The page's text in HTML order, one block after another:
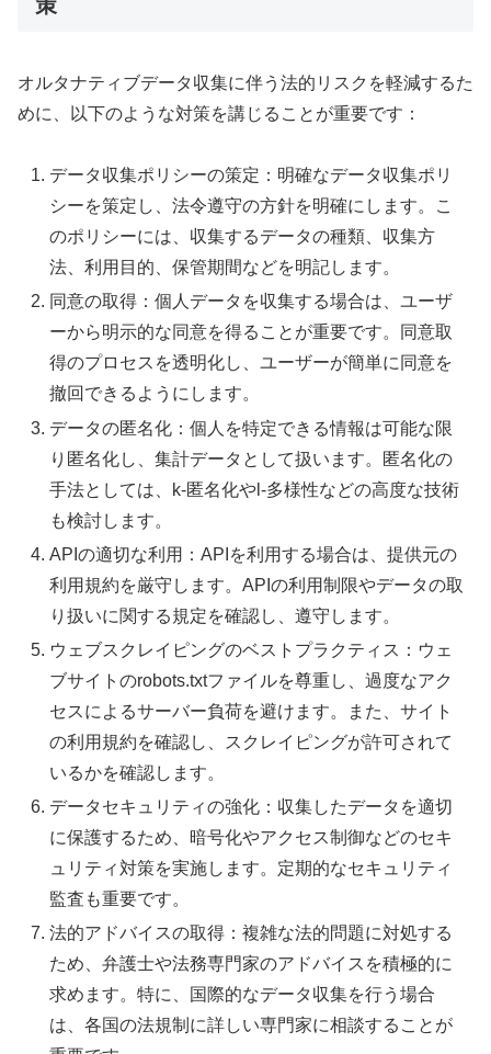
オルタナティブデータ収集に伴う法的リスクを軽減するた
めに、以下のような対策を講じることが重要です：
データ収集ポリシーの策定：明確なデータ収集ポリ
シーを策定し、法令遵守の方針を明確にします。こ
のポリシーには、収集するデータの種類、収集方
法、利用目的、保管期間などを明記します。
同意の取得：個人データを収集する場合は、ユーザ
ーから明示的な同意を得ることが重要です。同意取
得のプロセスを透明化し、ユーザーが簡単に同意を
撤回できるようにします。
データの匿名化：個人を特定できる情報は可能な限
り匿名化し、集計データとして扱います。匿名化の
手法としては、k-匿名化やl-多様性などの高度な技術
も検討します。
APIの適切な利用：APIを利用する場合は、提供元の
利用規約を厳守します。APIの利用制限やデータの取
り扱いに関する規定を確認し、遵守します。
ウェブスクレイピングのベストプラクティス：ウェ
ブサイトのrobots.txtファイルを尊重し、過度なアク
セスによるサーバー負荷を避けます。また、サイト
の利用規約を確認し、スクレイピングが許可されて
いるかを確認します。
データセキュリティの強化：収集したデータを適切
に保護するため、暗号化やアクセス制御などのセキ
ュリティ対策を実施します。定期的なセキュリティ
監査も重要です。
法的アドバイスの取得：複雑な法的問題に対処する
ため、弁護士や法務専門家のアドバイスを積極的に
求めます。特に、国際的なデータ収集を行う場合
は、各国の法規制に詳しい専門家に相談することが